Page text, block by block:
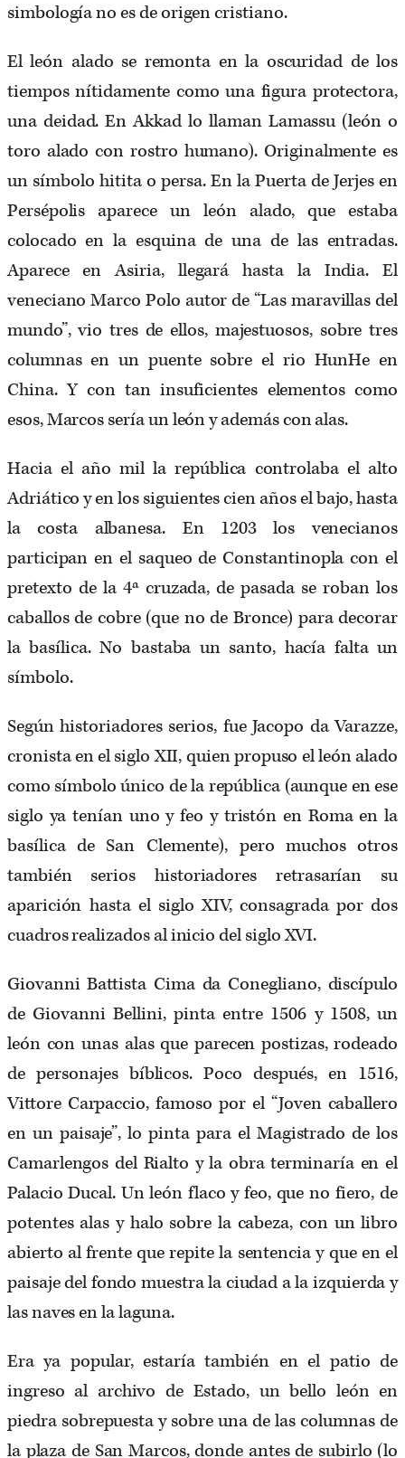
simbología no es de origen cristiano.
El león alado se remonta en la oscuridad de los
tiempos nítidamente como una figura protectora,
una deidad. En Akkad lo llaman Lamassu (león o
toro alado con rostro humano). Originalmente es
un símbolo hitita o persa. En la Puerta de Jerjes en
Persépolis aparece un león alado, que estaba
colocado en la esquina de una de las entradas.
Aparece en Asiria, llegará hasta la India. El
veneciano Marco Polo autor de “Las maravillas del
mundo”, vio tres de ellos, majestuosos, sobre tres
columnas en un puente sobre el rio HunHe en
China. Y con tan insuficientes elementos como
esos, Marcos sería un león y además con alas.
Hacia el año mil la república controlaba el alto
Adriático y en los siguientes cien años el bajo, hasta
la costa albanesa. En 1203 los venecianos
participan en el saqueo de Constantinopla con el
pretexto de la 4ª cruzada, de pasada se roban los
caballos de cobre (que no de Bronce) para decorar
la basílica. No bastaba un santo, hacía falta un
símbolo.
Según historiadores serios, fue Jacopo da Varazze,
cronista en el siglo XII, quien propuso el león alado
como símbolo único de la república (aunque en ese
siglo ya tenían uno y feo y tristón en Roma en la
basílica de San Clemente), pero muchos otros
también serios historiadores retrasarían su
aparición hasta el siglo XIV, consagrada por dos
cuadros realizados al inicio del siglo XVI.
Giovanni Battista Cima da Conegliano, discípulo
de Giovanni Bellini, pinta entre 1506 y 1508, un
león con unas alas que parecen postizas, rodeado
de personajes bíblicos. Poco después, en 1516,
Vittore Carpaccio, famoso por el “Joven caballero
en un paisaje”, lo pinta para el Magistrado de los
Camarlengos del Rialto y la obra terminaría en el
Palacio Ducal. Un león flaco y feo, que no fiero, de
potentes alas y halo sobre la cabeza, con un libro
abierto al frente que repite la sentencia y que en el
paisaje del fondo muestra la ciudad a la izquierda y
las naves en la laguna.
Era ya popular, estaría también en el patio de
ingreso al archivo de Estado, un bello león en
piedra sobrepuesta y sobre una de las columnas de
la plaza de San Marcos, donde antes de subirlo (lo